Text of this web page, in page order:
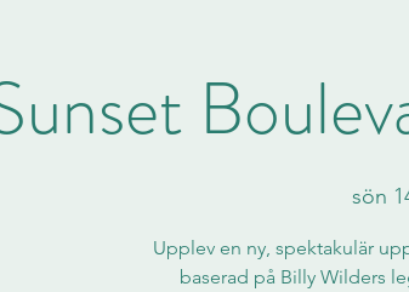
sön
Upplev en ny, spektakulär
baserad på Billy Wilders